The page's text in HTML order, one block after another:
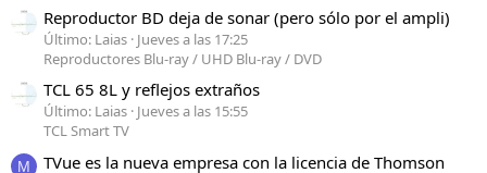
Reproductor BD deja de sonar (pero sólo por el ampli)
Último: Laias Jueves a las 17:25
Reproductores Blu-ray / UHD Blu-ray / DVD
TCL 65 8L y reflejos extraños
Último: Laias Jueves a las 15:55
TCL Smart TV
M TVue es la nueva empresa con la licencia de Thomson